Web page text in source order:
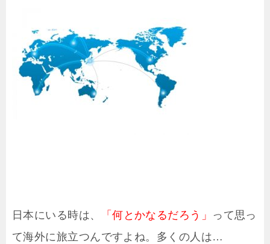
日本にいる時は、 「何とかなるだろう」 って思っ
て海外に旅立つんですよね。多くの人は…